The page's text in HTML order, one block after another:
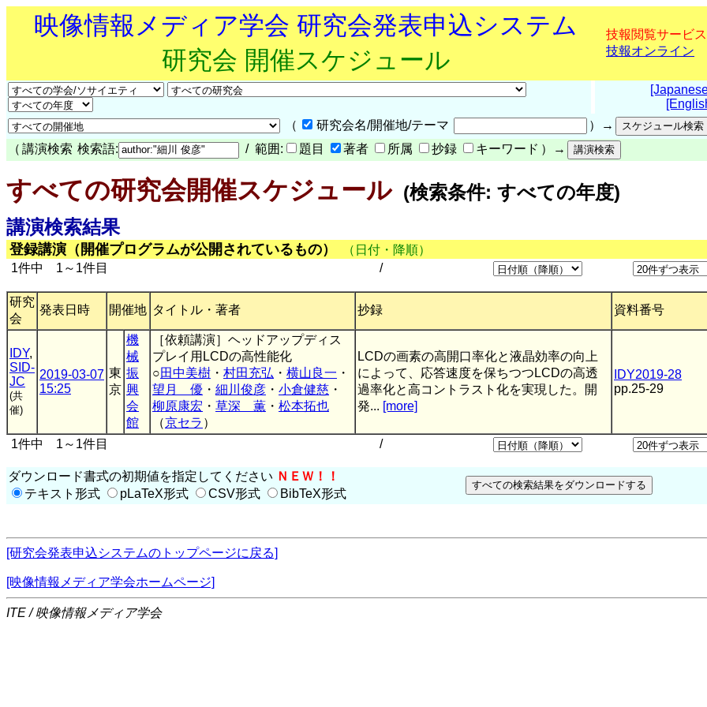
映像情報メディア学会 研究会発表申込システム
研究会 開催スケジュール
技報閲覧サービス
技報オンライン
（
研究会名/開催地/テーマ
）→
（ 講演検索 検索語: / 範囲: 題目 著者 所属 抄録 キーワード ）→
すべての研究会開催スケジュール(検索条件: すべての年度)
講演検索結果
登録講演（開催プログラムが公開されているもの）
（日付・降順）
1件中 1～1件目
/
研究
会
発表日時 開催地 タイトル・著者 抄録 資料番号
IDY,
SID-
JC
(共
催)
2019-03-07
15:25
東
京
機
械
振
興
会
館
［依頼講演］ヘッドアップディス
プレイ用LCDの高性能化
○田中美樹 ・ 村田充弘 ・ 横山良一 ・
望月 優 ・ 細川俊彦 ・ 小倉健慈 ・
柳原康宏 ・ 草深 薫 ・ 松本拓也
（京セラ ）
LCDの画素の高開口率化と液晶効率の向上
によって、応答速度を保ちつつLCDの高透
過率化と高コントラスト化を実現した。開
発... [more]
IDY2019-28
pp.25-29
1件中 1～1件目 /
ダウンロード書式の初期値を指定してください ＮＥＷ！！
テキスト形式
pLaTeX形式 CSV形式 BibTeX形式
[研究会発表申込システムのトップページに戻る]
[映像情報メディア学会ホームページ]
ITE / 映像情報メディア学会